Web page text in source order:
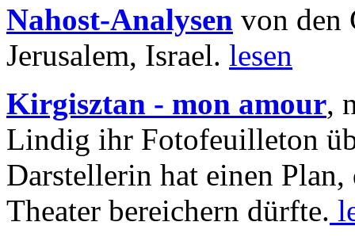
Nahost-Analysen von den
Jerusalem, Israel. lesen
Kirgisztan - mon amour,
Lindig ihr Fotofeuilleton
Darstellerin hat einen Plan,
Theater bereichern dürfte.